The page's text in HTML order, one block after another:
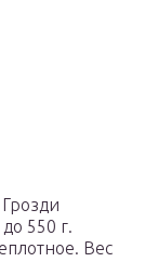
550 г.
Вес